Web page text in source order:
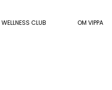
WELLNESS CLUB OM VIPPA